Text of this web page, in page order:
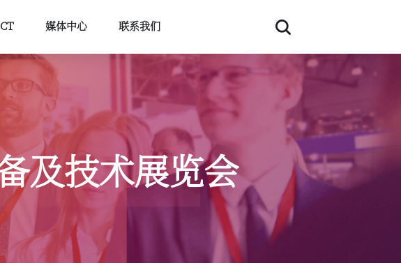
媒体中心 联系我们
及技术展览会